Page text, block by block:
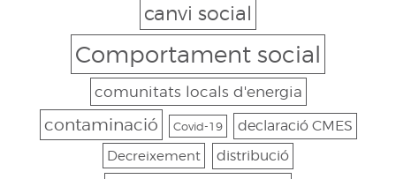
canvi social
Comportament social
comunitats locals d'energia
contaminació Covid-19
declaració CMES
Decreixement
distribució